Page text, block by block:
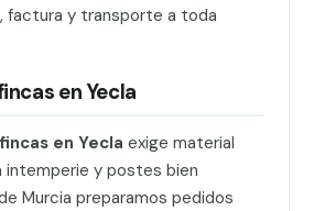
factura y transporte a toda
en Yecla
en Yecla exige material
intemperie y postes bien
Murcia preparamos pedidos